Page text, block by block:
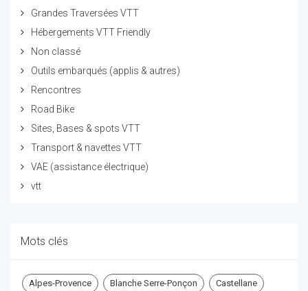
Grandes Traversées VTT
Hébergements VTT Friendly
Non classé
Outils embarqués (applis & autres)
Rencontres
Road Bike
Sites, Bases & spots VTT
Transport & navettes VTT
VAE (assistance électrique)
vtt
Mots clés
Alpes-Provence Blanche Serre-Ponçon Castellane